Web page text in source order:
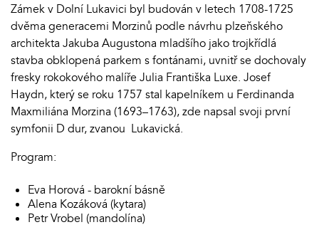
Zámek v Dolní Lukavici byl budován v letech 1708-1725
dvěma generacemi Morzinů podle návrhu plzeňského
architekta Jakuba Augustona mladšího jako trojkřídlá
stavba obklopená parkem s fontánami, uvnitř se dochovaly
fresky rokokového malíře Julia Františka Luxe. Josef
Haydn, který se roku 1757 stal kapelníkem u Ferdinanda
Maxmiliána Morzina (1693–1763), zde napsal svoji první
symfonii D dur, zvanou Lukavická.
Program:
Eva Horová - barokní básně
Alena Kozáková (kytara)
Petr Vrobel (mandolína)